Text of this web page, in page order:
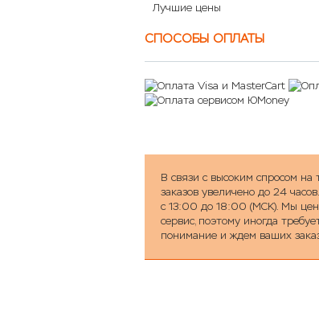
Лучшие цены
СПОСОБЫ ОПЛАТЫ
В связи с высоким спросом на
заказов увеличено до 24
с 13:00 до 18:00 (МСК). Мы
сервис, поэтому иногда
понимание и ждем ваших